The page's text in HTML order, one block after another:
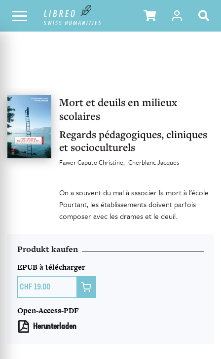
UNSER KATALOG INHALTSVERZEICHNIS
Mort et deuils en milieux
scolaires
Regards pédagogiques, cliniques
et socioculturels
Fawer Caputo Christine Cherblanc Jacques
On a souvent du mal à associer la mort à l’école.
Pourtant, les établissements doivent parfois
composer avec les drames et le deuil.
Produkt kaufen
EPUB à télécharger
19.00 
Open-Access-PDF
Herunterladen